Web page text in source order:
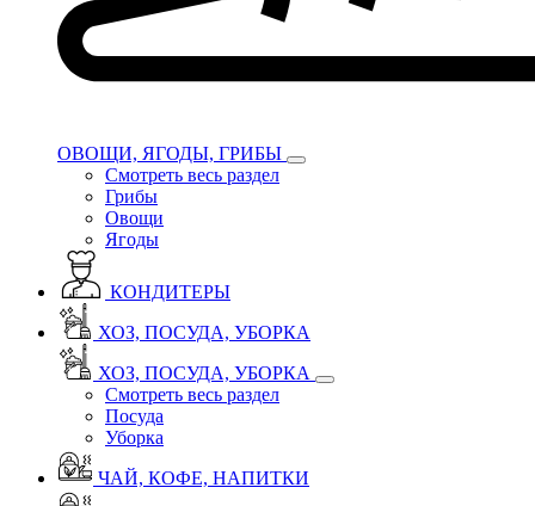
ОВОЩИ, ЯГОДЫ, ГРИБЫ
Смотреть весь раздел
Грибы
Овощи
Ягоды
КОНДИТЕРЫ
ХОЗ, ПОСУДА, УБОРКА
ХОЗ, ПОСУДА, УБОРКА
Смотреть весь раздел
Посуда
Уборка
ЧАЙ, КОФЕ, НАПИТКИ